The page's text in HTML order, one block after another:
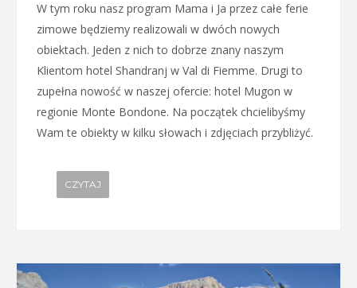
W tym roku nasz program Mama i Ja przez całe ferie
zimowe będziemy realizowali w dwóch nowych
obiektach. Jeden z nich to dobrze znany naszym
Klientom hotel Shandranj w Val di Fiemme. Drugi to
zupełna nowość w naszej ofercie: hotel Mugon w
regionie Monte Bondone. Na początek chcielibyśmy
Wam te obiekty w kilku słowach i zdjęciach przybliżyć.
CZYTAJ